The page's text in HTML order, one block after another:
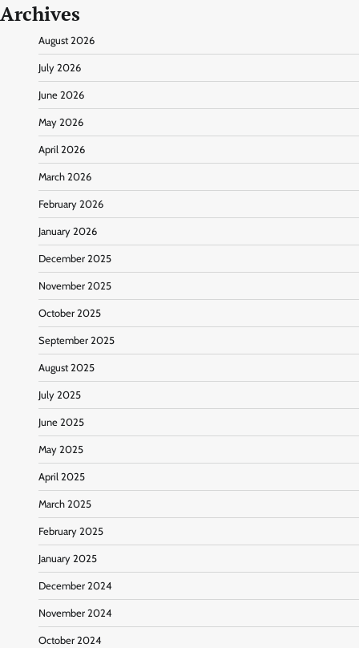
Archives
August 2026
July 2026
June 2026
May 2026
April 2026
March 2026
February 2026
January 2026
December 2025
November 2025
October 2025
September 2025
August 2025
July 2025
June 2025
May 2025
April 2025
March 2025
February 2025
January 2025
December 2024
November 2024
October 2024